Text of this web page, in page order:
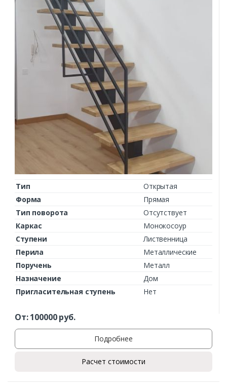
Заказать
Тип
Открытая
Форма
Прямая
Тип поворота
Отсутствует
Каркас
Монокосоур
Ступени
Лиственница
Перила
Металлические
Поручень
Металл
Назначение
Дом
Пригласительная ступень
Нет
От:100000руб.
Подробнее
Расчет стоимости